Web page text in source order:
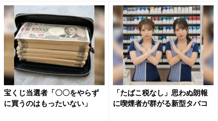
宝くじ当選者「〇〇をやらず
に買うのはもったいない」
「たばこ税なし」思わぬ朗報
に喫煙者が群がる新型タバコ